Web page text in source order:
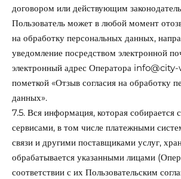
договором или действующим
Пользователь может в любой момент
на обработку персональных данных,
уведомление посредством электронной
электронный адрес Оператора info@city-
пометкой «Отзыв согласия на обработку
данных».
7.5. Вся информация, которая собирается
сервисами, в том числе платежными
связи и другими поставщиками услуг,
обрабатывается указанными лицами
соответствии с их Пользовательским